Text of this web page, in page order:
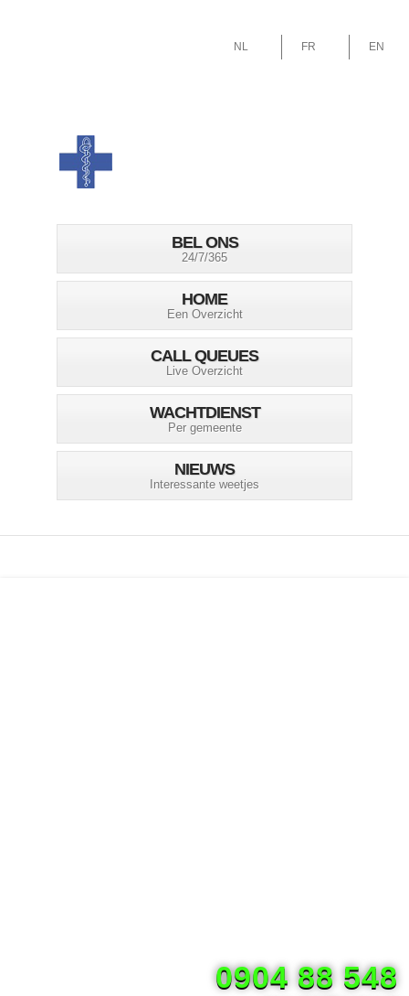
NL FR EN
BEL ONS
24/7/365
HOME
Een Overzicht
CALL QUEUES
Live Overzicht
WACHTDIENST
Per gemeente
NIEUWS
Interessante weetjes
0904 88 548